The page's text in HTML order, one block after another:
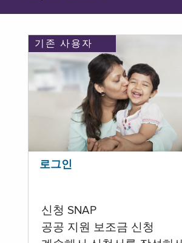
기존 사용자
로그인
신청 SNAP
공공 지원 보조금 신청